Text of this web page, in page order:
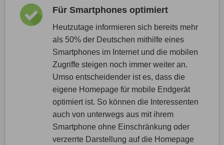
Für Smartphones optimiert
Heutzutage informieren sich bereits mehr
als 50% der Deutschen mithilfe eines
Smartphones im Internet und die mobilen
Zugriffe steigen noch immer weiter an.
Umso entscheidender ist es, dass die
eigene Homepage für mobile Endgerät
optimiert ist. So können die Interessenten
auch von unterwegs aus mit ihrem
Smartphone ohne Einschränkung oder
verzerrte Darstellung auf die Homepage